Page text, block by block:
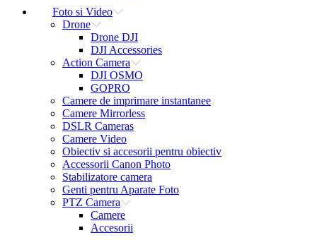
Foto si Video
Drone
Drone DJI
DJI Accessories
Action Camera
DJI OSMO
GOPRO
Camere de imprimare instantanee
Camere Mirrorless
DSLR Cameras
Camere Video
Obiectiv si accesorii pentru obiectiv
Accessorii Canon Photo
Stabilizatore camera
Genti pentru Aparate Foto
PTZ Camera
Camere
Accesorii